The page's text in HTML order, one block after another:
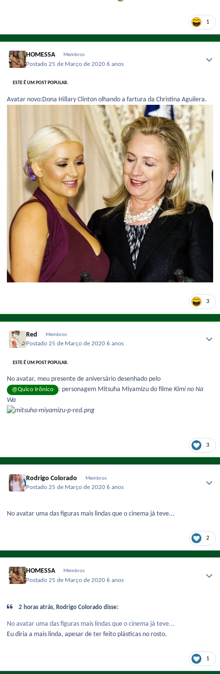
1
HOMESSA Membros
Postado25 de Março de 20206 anos
ESTE É UM POST POPULAR.
Avatar novo:Dona Hillary Clinton olhando a fartura da Christina Aguilera.
3
Red Membros
Postado25 de Março de 20206 anos
ESTE É UM POST POPULAR.
No avatar, meu presente de aniversário desenhado pelo
@Quico Irônico : personagem Mitsuha Miyamizu do filmeKimi no Na
Wa
3
Rodrigo Colorado Membros
Postado25 de Março de 20206 anos
No avatar uma das figuras mais lindas que o cinema já teve...
2
HOMESSA Membros
Postado25 de Março de 20206 anos
2 horas atrás, Rodrigo Colorado disse:
No avatar uma das figuras mais lindas que o cinema já teve...
Eu diria a mais linda, apesar de ter feito plásticas no rosto.
1